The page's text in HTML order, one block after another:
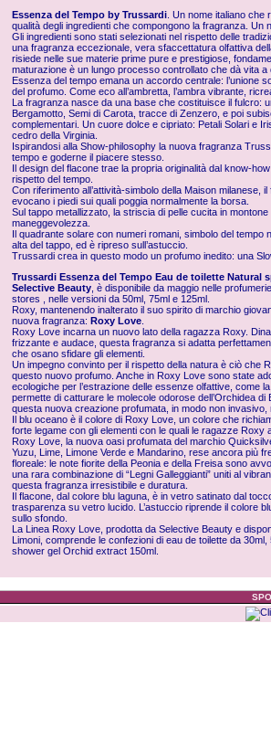
Essenza del Tempo by Trussardi . Un nome italiano
qualità degli ingredienti che compongono la fragranza. Un
Gli ingredienti sono stati selezionati nel rispetto delle
una fragranza eccezionale, vera sfaccettatura olfattiva
risiede nelle sue materie prime pure e prestigiose,
maturazione è un lungo processo controllato che dà vita
Essenza del tempo emana un accordo centrale: l’unione
del profumo. Come eco all’ambretta, l’ambra vibrante,
La fragranza nasce da una base che costituisce il fulcro:
Bergamotto, Semi di Carota, tracce di Zenzero, e poi
complementari. Un cuore dolce e cipriato: Petali Solari e
cedro della Virginia.
Ispirandosi alla Show-philosophy la nuova fragranza
tempo e goderne il piacere stesso.
Il design del flacone trae la propria originalità dal know-
rispetto del tempo.
Con riferimento all’attività-simbolo della Maison milanese,
evocano i piedi sui quali poggia normalmente la borsa.
Sul tappo metallizzato, la striscia di pelle cucita in
maneggevolezza.
Il quadrante solare con numeri romani, simbolo del tempo
alta del tappo, ed è ripreso sull’astuccio.
Trussardi crea in questo modo un profumo inedito: una
Trussardi Essenza del Tempo Eau de toilette Natural
Selective Beauty , è disponibile da maggio nelle
stores , nelle versioni da 50ml, 75ml e 125ml.
Roxy, mantenendo inalterato il suo spirito di marchio
nuova fragranza: Roxy Love
Roxy Love incarna un nuovo lato della ragazza Roxy.
frizzante e audace, questa fragranza si adatta
che osano sfidare gli elementi.
Un impegno convinto per il rispetto della natura è ciò che
questo nuovo profumo. Anche in Roxy Love sono state
ecologiche per l’estrazione delle essenze olfattive, come
permette di catturare le molecole odorose dell’Orchidea di
questa nuova creazione profumata, in modo non invasivo,
Il blu oceano è il colore di Roxy Love, un colore che
forte legame con gli elementi con le quali le ragazze Roxy
Roxy Love, la nuova oasi profumata del marchio
Yuzu, Lime, Limone Verde e Mandarino, rese ancora più
floreale: le note fiorite della Peonia e della Freisa sono
una rara combinazione di “Legni Galleggianti” uniti al
questa fragranza irresistibile e duratura.
Il flacone, dal colore blu laguna, è in vetro satinato dal
trasparenza su vetro lucido. L’astuccio riprende il colore
sullo sfondo.
La Linea Roxy Love, prodotta da Selective Beauty e
Limoni, comprende le confezioni di eau de toilette da
shower gel Orchid extract 150ml.